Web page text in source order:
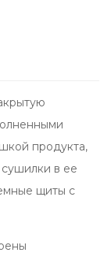
продукта,
в ее
щиты с